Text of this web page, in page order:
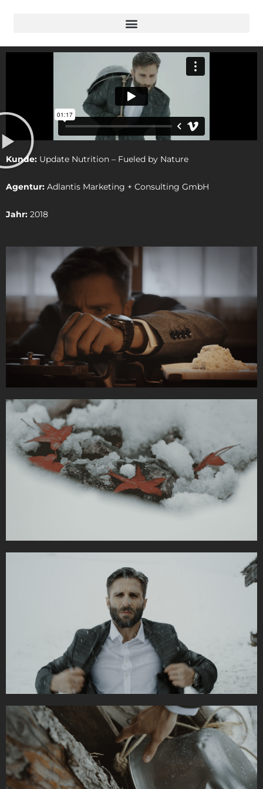
Kunde: Update Nutrition – Fueled by Nature
Agentur: Adlantis Marketing + Consulting GmbH
Jahr: 2018